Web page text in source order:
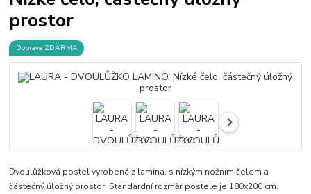
prostor
Doprava ZDARMA
Dvoulůžková postel vyrobená z lamina, s nízkým nožním čelem a
částečný úložný prostor. Standardní rozměr postele je 180x200 cm.